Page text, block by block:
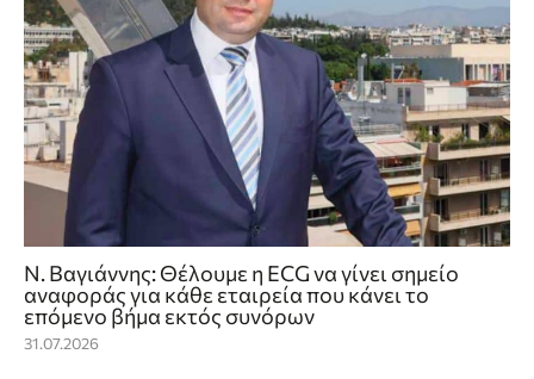
Ν. Βαγιάννης: Θέλουμε η ECG να γίνει σημείο
αναφοράς για κάθε εταιρεία που κάνει το
επόμενο βήμα εκτός συνόρων
31.07.2026